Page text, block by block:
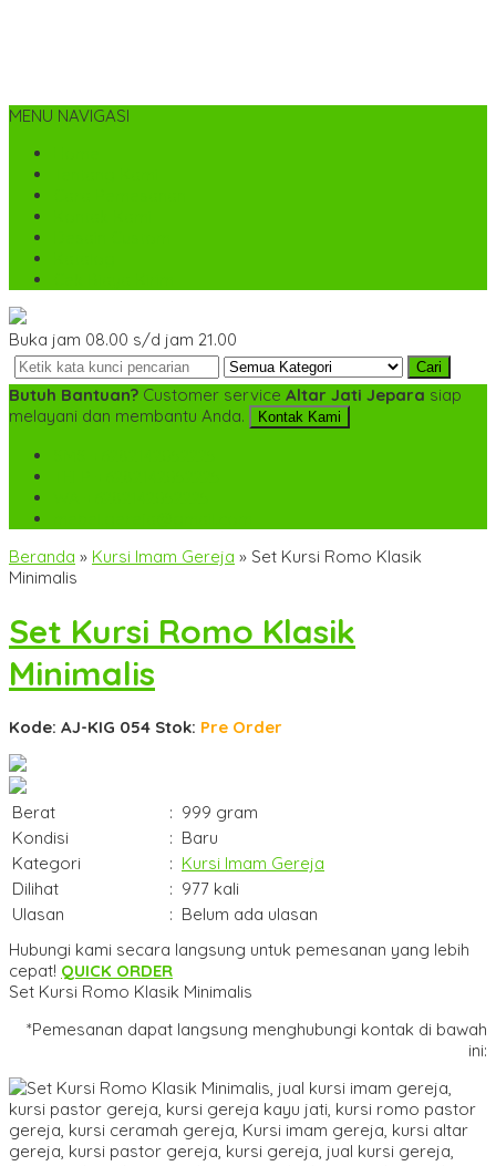
MENU NAVIGASI
Buka jam 08.00 s/d jam 21.00
Cari
Butuh Bantuan? Customer service Altar Jati Jepara siap
melayani dan membantu Anda.
Kontak Kami
Beranda » Kursi Imam Gereja » Set Kursi Romo Klasik
Minimalis
Set Kursi Romo Klasik
Minimalis
Kode: AJ-KIG 054 Stok: Pre Order
Berat : 999 gram
Kondisi
: Baru
Kategori
: Kursi Imam Gereja
Dilihat
: 977 kali
Ulasan
: Belum ada ulasan
Hubungi kami secara langsung untuk pemesanan yang lebih
cepat! QUICK ORDER
Set Kursi Romo Klasik Minimalis
*Pemesanan dapat langsung menghubungi kontak di bawah
ini: